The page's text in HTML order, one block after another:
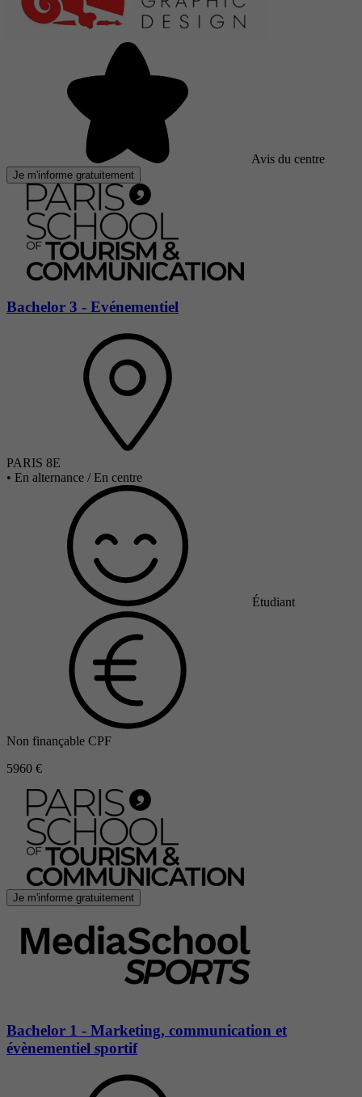
Avis du centre
Je m'informe gratuitement
Bachelor 3 - Evénementiel
PARIS 8E
• En alternance / En centre
Étudiant
Non finançable CPF
5960 €
Je m'informe gratuitement
Bachelor 1 - Marketing, communication et
évènementiel sportif